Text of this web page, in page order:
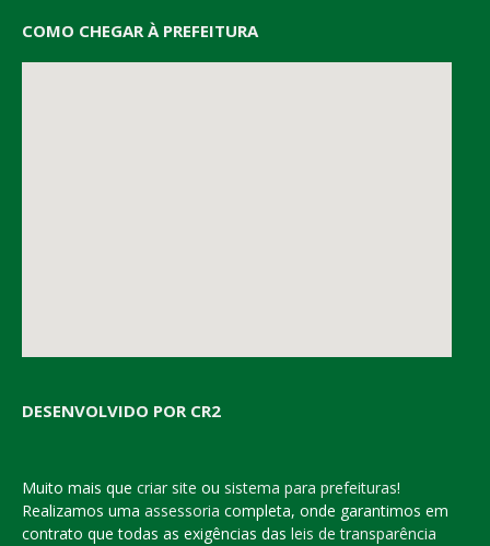
COMO CHEGAR À PREFEITURA
DESENVOLVIDO POR CR2
Muito mais que criar site ou sistema para prefeituras!
Realizamos uma assessoria completa, onde garantimos em
contrato que todas as exigências das leis de transparência